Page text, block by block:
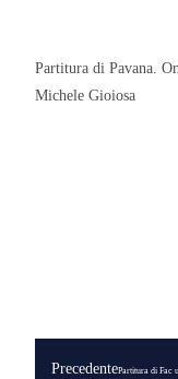
Partitura di Pavana.
Michele Gioiosa
PrecedentePartitura di Fac